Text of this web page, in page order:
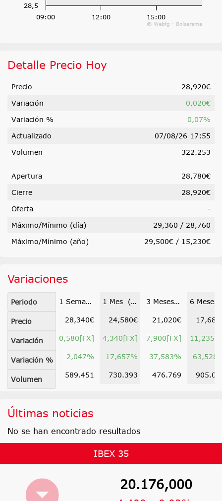
12:00
09:00 15:00
28,5
© Webfg - Bolsarama
Detalle Precio Hoy
Precio
28,920€
Variación
0,020€
Variación %
0,07%
Actualizado
07/08/26 17:55
Volumen
322.253
Apertura
28,780€
Cierre
28,920€
Oferta
-
Máximo/Mínimo (día)
29,360 / 28,760
Máximo/Mínimo (año)
29,500€ / 15,230€
Variaciones
Periodo
Precio
Variación
Variación %
Volumen
1 Semana (03 ago)
28,340€
0,580[FX]
2,047%
589.451
1 Mes (13 jul)
24,580€
4,340[FX]
17,657%
730.393
3 Meses (12 may)
21,020€
7,900[FX]
37,583%
476.769
Últimas noticias
No se han encontrado resultados
IBEX 35
20.176,000